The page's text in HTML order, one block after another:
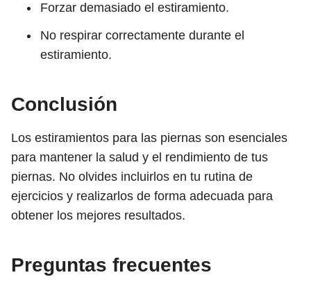
Forzar demasiado el estiramiento.
No respirar correctamente durante el
estiramiento.
Conclusión
Los estiramientos para las piernas son esenciales
para mantener la salud y el rendimiento de tus
piernas. No olvides incluirlos en tu rutina de
ejercicios y realizarlos de forma adecuada para
obtener los mejores resultados.
Preguntas frecuentes